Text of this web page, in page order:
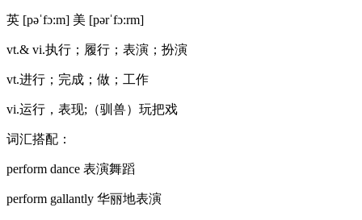
英 [pəˈfɔ:m] 美 [pərˈfɔ:rm]
vt.& vi.执行；履行；表演；扮演
vt.进行；完成；做；工作
vi.运行，表现;（驯兽）玩把戏
词汇搭配：
perform dance 表演舞蹈
perform gallantly 华丽地表演